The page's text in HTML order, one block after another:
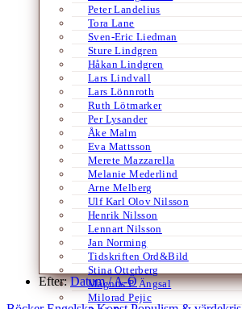
Peter Landelius
Tora Lane
Sven-Eric Liedman
Sture Lindgren
Håkan Lindgren
Lars Lindvall
Lars Lönnroth
Ruth Lötmarker
Per Lysander
Åke Malm
Eva Mattsson
Merete Mazzarella
Melanie Mederlind
Arne Melberg
Ulf Karl Olov Nilsson
Henrik Nilsson
Lennart Nilsson
Jan Norming
Tidskriften Ord&Bild
Stina Otterberg
Magnus P. Ängsal
Milorad Pejic
Efter:Datum /A-Ö